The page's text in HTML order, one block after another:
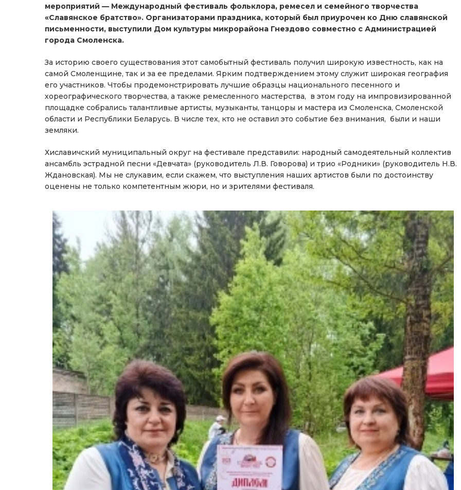
мероприятий — Международный фестиваль фольклора, ремесел и семейного творчества
«Славянское братство». Организаторами праздника, который был приурочен ко Дню славянской
письменности, выступили Дом культуры микрорайона Гнездово совместно с Администрацией
города Смоленска.
За историю своего существования этот самобытный фестиваль получил широкую известность, как на
самой Смоленщине, так и за ее пределами. Ярким подтверждением этому служит широкая география
его участников. Чтобы продемонстрировать лучшие образцы национального песенного и
хореографического творчества, а также ремесленного мастерства, в этом году на импровизированной
площадке собрались талантливые артисты, музыканты, танцоры и мастера из Смоленска, Смоленской
области и Республики Беларусь. В числе тех, кто не оставил это событие без внимания, были и наши
земляки.
Хиславичский муниципальный округ на фестивале представили: народный самодеятельный коллектив
ансамбль эстрадной песни «Девчата» (руководитель Л.В. Говорова) и трио «Родники» (руководитель Н.В.
Ждановская). Мы не слукавим, если скажем, что выступления наших артистов были по достоинству
оценены не только компетентным жюри, но и зрителями фестиваля.